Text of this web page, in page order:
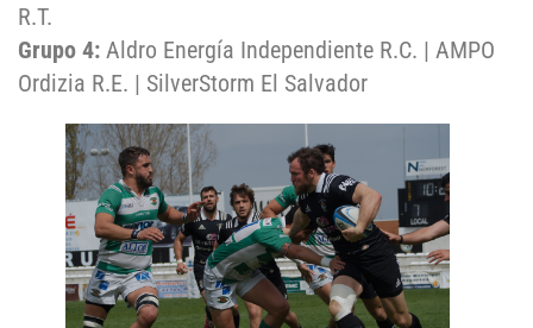
R.T.
Grupo 4: Aldro Energía Independiente R.C. | AMPO
Ordizia R.E. | SilverStorm El Salvador